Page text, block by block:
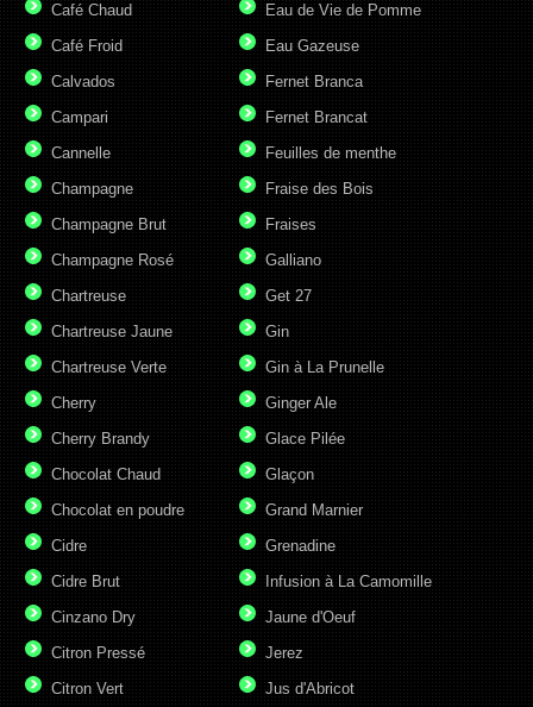
Café Chaud
Café Froid
Calvados
Campari
Cannelle
Champagne
Champagne Brut
Champagne Rosé
Chartreuse
Chartreuse Jaune
Chartreuse Verte
Cherry
Cherry Brandy
Chocolat Chaud
Chocolat en poudre
Cidre
Cidre Brut
Cinzano Dry
Citron Pressé
Citron Vert
Eau de Vie de Pomme
Eau Gazeuse
Fernet Branca
Fernet Brancat
Feuilles de menthe
Fraise des Bois
Fraises
Galliano
Get 27
Gin
Gin à La Prunelle
Ginger Ale
Glace Pilée
Glaçon
Grand Marnier
Grenadine
Infusion à La Camomille
Jaune d'Oeuf
Jerez
Jus d'Abricot